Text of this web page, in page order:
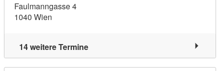
Faulmanngasse 4
1040 Wien
14 weitere Termine